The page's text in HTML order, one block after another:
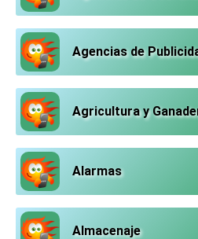
Agencias de
Agricultura y
Alarmas
Almacenaje